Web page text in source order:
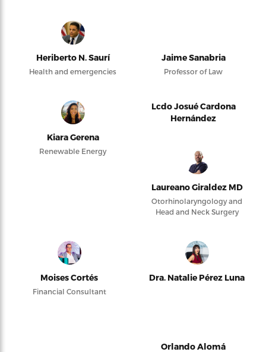
Heriberto N. Saurí
Health and emergencies
Jaime Sanabria
Professor of Law
Kiara Gerena
Renewable Energy
Lcdo Josué Cardona
Hernández
Laureano Giraldez MD
Otorhinolaryngology and
Head and Neck Surgery
Moises Cortés
Financial Consultant
Dra. Natalie Pérez Luna
Orlando Alomá